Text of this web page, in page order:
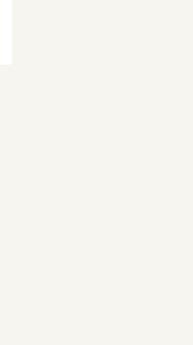
Un brossage
hebdomadaire